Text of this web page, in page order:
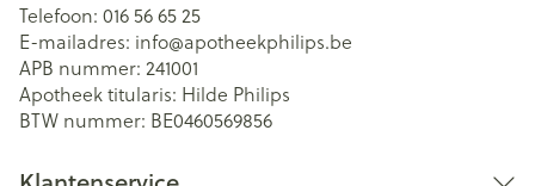
Telefoon: 016 56 65 25
E-mailadres: info@apotheekphilips.be
APB nummer: 241001
Apotheek titularis: Hilde Philips
BTW nummer: BE0460569856